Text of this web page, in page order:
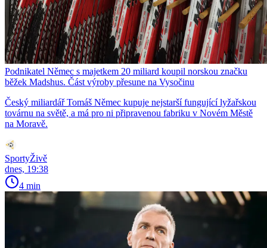
Podnikatel Němec s majetkem 20 miliard koupil norskou značku
běžek Madshus. Část výroby přesune na Vysočinu
Český miliardář Tomáš Němec kupuje nejstarší fungující lyžařskou
továrnu na světě, a má pro ni připravenou fabriku v Novém Městě
na Moravě.
SportyŽivě
dnes, 19:38
4 min